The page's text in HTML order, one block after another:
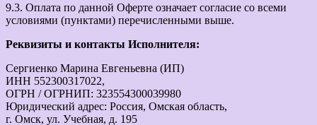
9.3. Оплата по данной Оферте означает согласие со всеми
условиями (пунктами) перечисленными выше.
Реквизиты и контакты Исполнителя:
Сергиенко Марина Евгеньевна (ИП)
ИНН 552300317022,
ОГРН / ОГРНИП: 323554300039980
Юридический адрес: Россия, Омская область,
г. Омск, ул. Учебная, д. 195